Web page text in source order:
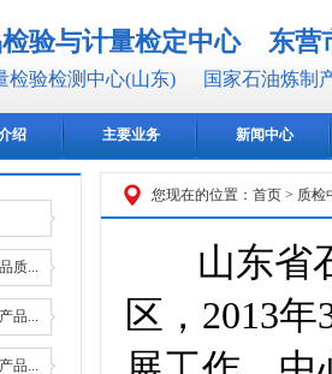
验与计量检定中心 东营
检验检测中心(山东) 国家石油炼制
绍 主要业务 新闻中心
质...
品...
品...
您现在的位置： 首页 > 质检
山东省
区，2013